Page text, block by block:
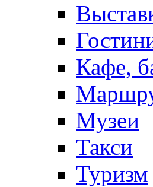
Кафе,
Музеи
Такси
Туризм